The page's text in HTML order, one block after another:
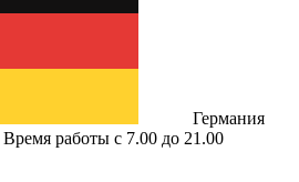
Германия
Время работы с 7.00 до 21.00